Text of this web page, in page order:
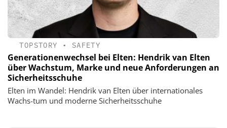
TOPSTORY • SAFETY
Generationenwechsel bei Elten: Hendrik van Elten
über Wachstum, Marke und neue Anforderungen an
Sicherheitsschuhe
Elten im Wandel: Hendrik van Elten über internationales
Wachs-tum und moderne Sicherheitsschuhe